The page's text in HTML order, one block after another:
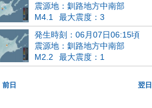
震源地：釧路地方中南部
M4.1
最大震度：3
発生時刻：06月07日06:15頃
震源地：釧路地方中南部
M2.2
最大震度：1
前日 翌日